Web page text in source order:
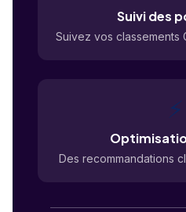
Suivi des
Suivez vos classements
⚡
Des recommandations